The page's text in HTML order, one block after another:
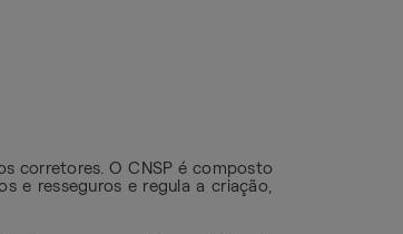
corretores. O CNSP é composto
e resseguros e regula a criação,